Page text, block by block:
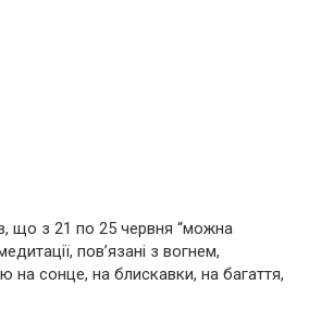
що з 21 по 25 червня “можна
пов’язані з вогнем,
на сонце, на блискавки, на багаття,